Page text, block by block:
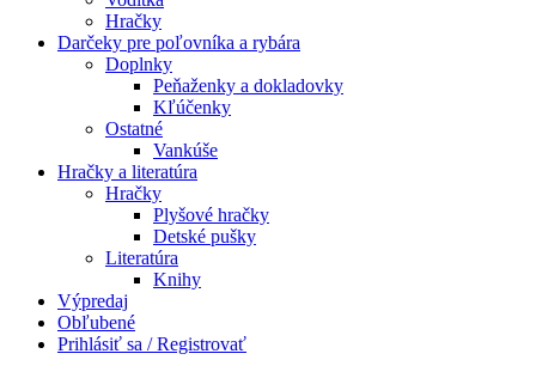
Hračky
Darčeky pre poľovníka a rybára
Doplnky
Peňaženky a dokladovky
Kľúčenky
Ostatné
Vankúše
Hračky a literatúra
Hračky
Plyšové hračky
Detské pušky
Literatúra
Knihy
Výpredaj
Obľubené
Prihlásiť sa / Registrovať